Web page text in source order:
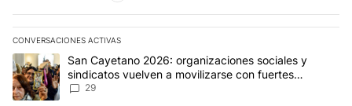
CONVERSACIONES ACTIVAS
Este listado muestra los artículos con más comentarios en los
Un artículo de tendencia con el título "San Cayetano 2026:
San Cayetano 2026: organizaciones sociales y
sindicatos vuelven a movilizarse con fuertes
reclamos al Gobierno
29